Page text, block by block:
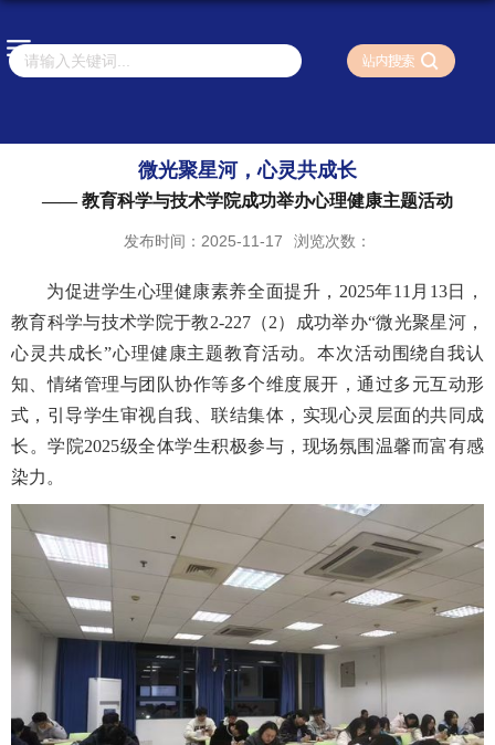
微光聚星河，心灵共成长
—— 教育科学与技术学院成功举办心理健康主题活动
发布时间：2025-11-17 浏览次数：
为促进学生心理健康素养全面提升， 2025年11月13日，
教育科学与技术学院于教2-227（2）成功举办“微光聚星河，
心灵共成长”心理健康主题教育活动。本次活动围绕自我认
知、情绪管理与团队协作等多个维度展开，通过多元互动形
式，引导学生审视自我、联结集体，实现心灵层面的共同成
长。学院2025级全体学生积极参与，现场氛围温馨而富有感
染力。